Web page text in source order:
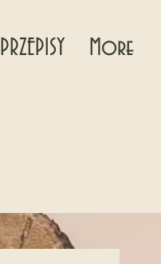
PRZEPISY More